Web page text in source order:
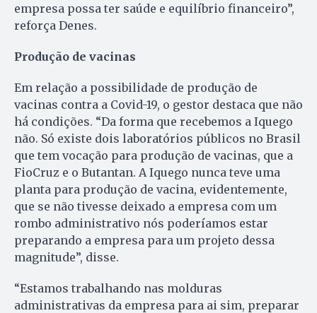
empresa possa ter saúde e equilíbrio financeiro”,
reforça Denes.
Produção de vacinas
Em relação a possibilidade de produção de
vacinas contra a Covid-19, o gestor destaca que não
há condições. “Da forma que recebemos a Iquego
não. Só existe dois laboratórios públicos no Brasil
que tem vocação para produção de vacinas, que a
FioCruz e o Butantan. A Iquego nunca teve uma
planta para produção de vacina, evidentemente,
que se não tivesse deixado a empresa com um
rombo administrativo nós poderíamos estar
preparando a empresa para um projeto dessa
magnitude”, disse.
“Estamos trabalhando nas molduras
administrativas da empresa para ai sim, preparar